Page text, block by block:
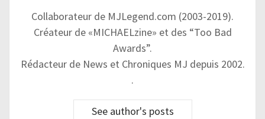
Collaborateur de MJLegend.com (2003-2019).
Créateur de «MICHAELzine» et des “Too Bad
Awards”.
Rédacteur de News et Chroniques MJ depuis 2002.
.
See author's posts